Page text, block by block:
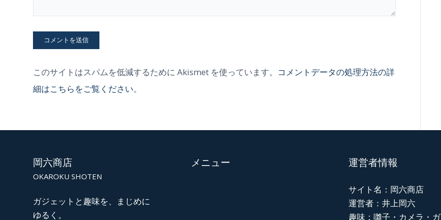
このサイトはスパムを低減するために Akismet を使っています。 コメントデータの処理方法の詳
細はこちらをご覧ください。
岡六商店
OKAROKU SHOTEN
ガジェットと趣味を、まじめに
ゆるく。
メニュー 運営者情報
サイト名：岡六商店
運営者：井上岡六
趣味：囃子・カメラ・